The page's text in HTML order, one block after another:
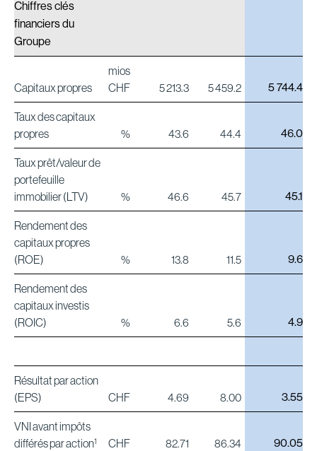
Chiffres clés
financiers du
Groupe
Capitaux propres
mios
CHF
5 213.3 5 459.2 5 744.4
Taux des capitaux
propres
% 43.6 44.4 46.0
Taux prêt/valeur de
portefeuille
immobilier (LTV)
% 46.6 45.7 45.1
Rendement des
capitaux propres
(ROE)
% 13.8 11.5 9.6
Rendement des
capitaux investis
(ROIC)
% 6.6 5.6 4.9
Résultat par action
(EPS)
CHF 4.69 8.00 3.55
VNI avant impôts
différés par action1 CHF 82.71 86.34 90.05